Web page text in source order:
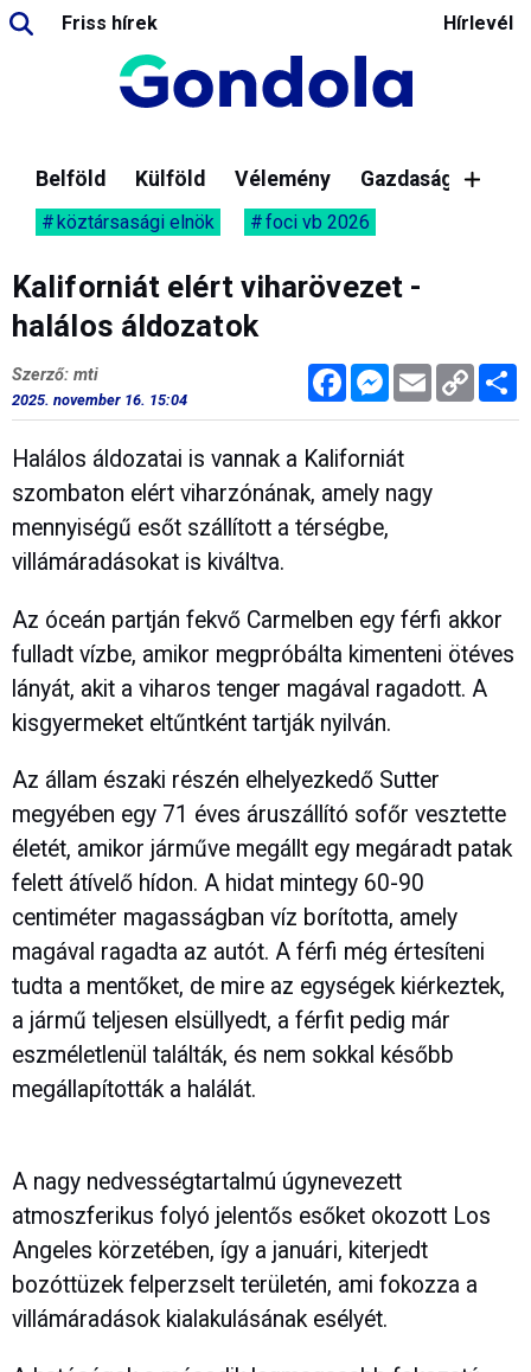
Friss hírek Hírlevél
Belföld Külföld Vélemény Gazdaság
köztársasági elnök foci vb 2026
Kaliforniát elért viharövezet -
halálos áldozatok
FacebookMessenger
Email Copy
Link
Szerző: mti
2025. november 16. 15:04
Halálos áldozatai is vannak a Kaliforniát
szombaton elért viharzónának, amely nagy
mennyiségű esőt szállított a térségbe,
villámáradásokat is kiváltva.
Az óceán partján fekvő Carmelben egy férfi akkor
fulladt vízbe, amikor megpróbálta kimenteni ötéves
lányát, akit a viharos tenger magával ragadott. A
kisgyermeket eltűntként tartják nyilván.
Az állam északi részén elhelyezkedő Sutter
megyében egy 71 éves áruszállító sofőr vesztette
életét, amikor járműve megállt egy megáradt patak
felett átívelő hídon. A hidat mintegy 60-90
centiméter magasságban víz borította, amely
magával ragadta az autót. A férfi még értesíteni
tudta a mentőket, de mire az egységek kiérkeztek,
a jármű teljesen elsüllyedt, a férfit pedig már
eszméletlenül találták, és nem sokkal később
megállapították a halálát.
A nagy nedvességtartalmú úgynevezett
atmoszferikus folyó jelentős esőket okozott Los
Angeles körzetében, így a januári, kiterjedt
bozóttüzek felperzselt területén, ami fokozza a
villámáradások kialakulásának esélyét.